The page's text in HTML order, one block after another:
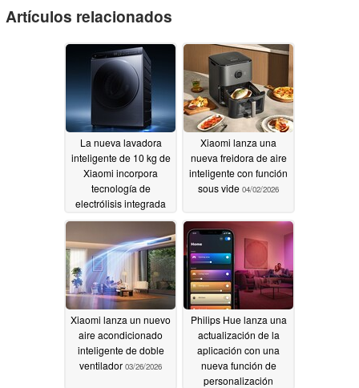
Artículos relacionados
La nueva lavadora
inteligente de 10 kg de
Xiaomi incorpora
tecnología de
electrólisis integrada
07/09/2026
Xiaomi lanza una
nueva freidora de aire
inteligente con función
sous vide 04/02/2026
Xiaomi lanza un nuevo
aire acondicionado
inteligente de doble
ventilador 03/26/2026
Philips Hue lanza una
actualización de la
aplicación con una
nueva función de
personalización